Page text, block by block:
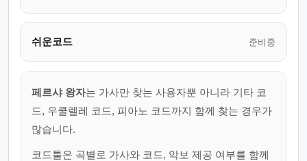
쉬운코드 준비중
페르샤 왕자는 가사만 찾는 사용자뿐 아니라 기타 코
드, 우쿨렐레 코드, 피아노 코드까지 함께 찾는 경우가
많습니다.
코드툴은 곡별로 가사와 코드, 악보 제공 여부를 함께